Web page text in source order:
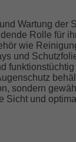
Wartung der
Rolle für
wie
und
funktionstüchtig
sondern
Sicht und